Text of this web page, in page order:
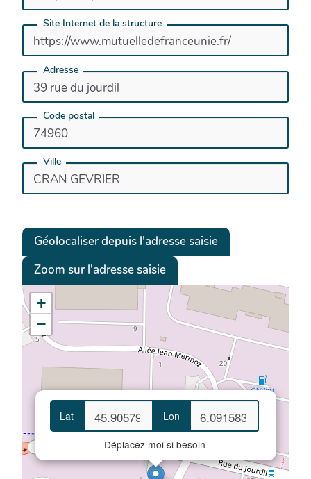
Site Internet de la structure
Adresse
Code postal
Ville
Géolocaliser depuis l'adresse saisie
Zoom sur l'adresse saisie
Lat Lon
Déplacez moi si besoin
+
−